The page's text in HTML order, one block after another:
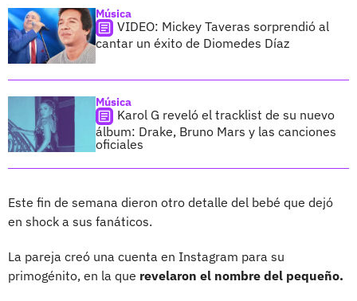
Música
VIDEO: Mickey Taveras sorprendió al
cantar un éxito de Diomedes Díaz
Música
Karol G reveló el tracklist de su nuevo
álbum: Drake, Bruno Mars y las canciones
oficiales
Este fin de semana dieron otro detalle del bebé que dejó
en shock a sus fanáticos.
La pareja creó una cuenta en Instagram para su
primogénito, en la que revelaron el nombre del pequeño.